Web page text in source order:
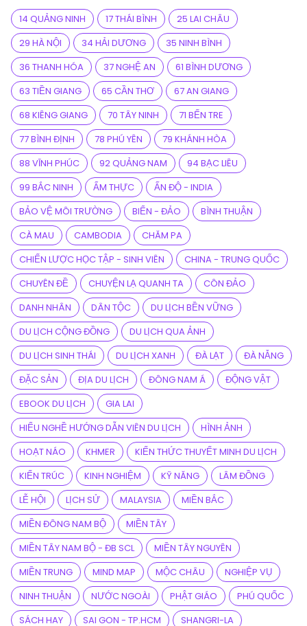
14 QUẢNG NINH 17 THÁI BÌNH
25 LAI CHÂU
29 HÀ NỘI
34 HẢI DƯƠNG
35 NINH BÌNH
36 THANH HÓA
37 NGHỆ AN
61 BÌNH DƯƠNG
63 TIỀN GIANG
65 CẦN THƠ
67 AN GIANG
68 KIÊNG GIANG
70 TÂY NINH
71 BẾN TRE
77 BÌNH ĐỊNH
78 PHÚ YÊN
79 KHÁNH HÒA
88 VĨNH PHÚC
92 QUẢNG NAM
94 BẠC LIÊU
99 BẮC NINH
ẨM THỰC
ẤN ĐỘ - INDIA
BẢO VỆ MÔI TRƯỜNG
BIỂN - ĐẢO
BÌNH THUẬN
CÀ MAU
CAMBODIA
CHĂM PA
CHIẾN LƯỢC HỌC TẬP - SINH VIÊN
CHINA - TRUNG QUỐC
CHUYÊN ĐỀ
CHUYỆN LẠ QUANH TA
CÔN ĐẢO
DANH NHÂN
DÂN TỘC
DU LỊCH BỀN VỮNG
DU LỊCH CỘNG ĐỒNG
DU LỊCH QUA ẢNH
DU LỊCH SINH THÁI
DU LỊCH XANH ĐÀ LẠT
ĐÀ NẴNG
ĐẶC SẢN
ĐỊA DU LỊCH ĐÔNG NAM Á
ĐỘNG VẬT
EBOOK DU LỊCH
GIA LAI
HIỂU NGHỀ HƯỚNG DẪN VIÊN DU LỊCH
HÌNH ẢNH
HOẠT NÁO
KHMER
KIẾN THỨC THUYẾT MINH DU LỊCH
KIẾN TRÚC
KINH NGHIỆM KỸ NĂNG
LÂM ĐỒNG
LỄ HỘI
LỊCH SỬ MALAYSIA
MIỀN BẮC
MIỀN ĐÔNG NAM BỘ
MIỀN TÂY
MIỀN TÂY NAM BỘ - ĐB SCL
MIỀN TÂY NGUYÊN
MIỀN TRUNG
MIND MAP MỘC CHÂU
NGHIỆP VỤ
NINH THUẬN
NƯỚC NGOÀI PHẬT GIÁO
PHÚ QUỐC
SÁCH HAY
SAI GON - TP.HCM SHANGRI-LA